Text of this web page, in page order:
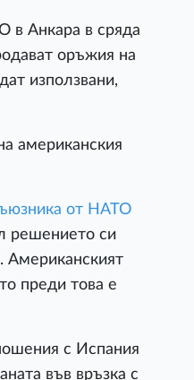
в Анкара в сряда
оръжия на
използвани,
американския
от НАТО
решението си
Американският
преди това е
с Испания
във връзка с